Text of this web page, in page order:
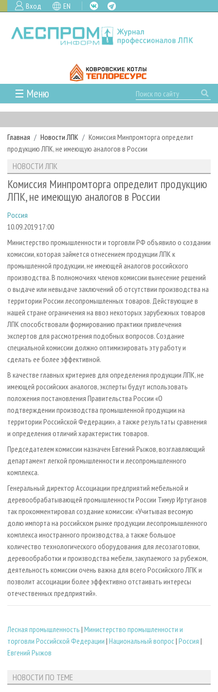
Вход EN
☰ Меню
ГЛАВНАЯ
РУБРИКИ И ТЕМЫ
РУБРИКИ ЖУРНАЛА
ЛЕСОЗАГОТОВКА
ЛЕСОПИЛЕНИЕ
СУШКА ДРЕВЕСИНЫ
ПРОИЗВОДСТВО ДРЕВЕСНЫХ ПЛИТ
ДЕРЕВЯННОЕ ДОМОСТРОЕНИЕ
ПРОИЗВОДСТВО МЕБЕЛИ
БИОЭНЕРГЕТИКА
ЦБП
ИНСТРУМЕНТ И МАТЕРИАЛЫ
НОВОСТИ
НОВОСТИ ЛПК
НОВОСТИ ЖУРНАЛА
ПРОЕКТЫ ЛПИ
АНАЛИТИКА
ПРЕДПРИЯТИЯ ЛПК
ПЕРСОНЫ
МОБИЛЬНЫЕ ВЫСТАВКИ
ОФИЦИАЛЬНЫЕ ДЕЛЕГАЦИИ
ПРИОРИТЕТНЫЕ ИНВЕСТПРОЕКТЫ
RUSSIAN FORESTRY REVIEW
ГАЗЕТА ЛЕСПРОМФОРУМ
БИБЛИОТЕКА СПЕЦИАЛИСТА
АРХИВ ЖУРНАЛОВ
О ЖУРНАЛЕ
КОНТАКТЫ
РЕКЛАМОДАТЕЛЯМ
РЕКЛАМА
РЕКЛАМА НА САЙТЕ
Главная Новости ЛПК
Комиссия Минпромторга определит
продукцию ЛПК, не имеющую аналогов в России
НОВОСТИ ЛПК
Комиссия Минпромторга определит продукцию
ЛПК, не имеющую аналогов в России
Россия
10.09.2019 17:00
Министерство промышленности и торговли РФ объявило о создании
комиссии, которая займется отнесением продукции ЛПК к
промышленной продукции, не имеющей аналогов российского
производства. В полномочиях членов комиссии вынесение решений
о выдаче или невыдаче заключений об отсутствии производства на
территории России лесопромышленных товаров. Действующие в
нашей стране ограничения на ввоз некоторых зарубежных товаров
ЛПК способствовали формированию практики привлечения
экспертов для рассмотрения подобных вопросов. Создание
специальной комиссии должно оптимизировать эту работу и
сделать ее более эффективной.
В качестве главных критериев для определения продукции ЛПК, не
имеющей российских аналогов, эксперты будут использовать
положения постановления Правительства России «О
подтверждении производства промышленной продукции на
территории Российской Федерации», а также результаты сравнения
и определения отличий характеристик товаров.
Председателем комиссии назначен Евгений Рыжов, возглавляющий
департамент легкой промышленности и лесопромышленного
комплекса.
Генеральный директор Ассоциации предприятий мебельной и
деревообрабатывающей промышленности России Тимур Иртуганов
так прокомментировал создание комиссии: «Учитывая весомую
долю импорта на российском рынке продукции лесопромышленного
комплекса иностранного производства, а также большое
количество технологического оборудования для лесозаготовки,
деревообработки и производства мебели, закупаемого за рубежом,
деятельность комиссии очень важна для всего Российского ЛПК и
позволит ассоциации более эффективно отстаивать интересы
отечественных предприятий».
Лесная промышленность | Министерство промышленности и
торговли Российской Федерации | Национальный вопрос| Россия |
Евгений Рыжов
НОВОСТИ ПО ТЕМЕ